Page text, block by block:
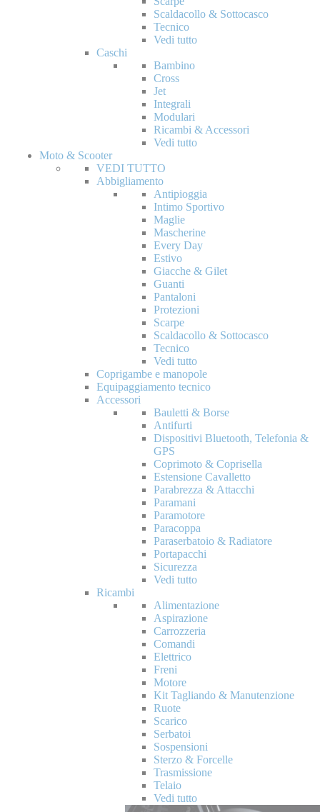
Scaldacollo & Sottocasco
Tecnico
Vedi tutto
Caschi
Bambino
Cross
Jet
Integrali
Modulari
Ricambi & Accessori
Vedi tutto
Moto & Scooter
VEDI TUTTO
Abbigliamento
Antipioggia
Intimo Sportivo
Maglie
Mascherine
Every Day
Estivo
Giacche & Gilet
Guanti
Pantaloni
Protezioni
Scarpe
Scaldacollo & Sottocasco
Tecnico
Vedi tutto
Coprigambe e manopole
Equipaggiamento tecnico
Accessori
Bauletti & Borse
Antifurti
Dispositivi Bluetooth, Telefonia &
GPS
Coprimoto & Coprisella
Estensione Cavalletto
Parabrezza & Attacchi
Paramani
Paramotore
Paracoppa
Paraserbatoio & Radiatore
Portapacchi
Sicurezza
Vedi tutto
Ricambi
Alimentazione
Aspirazione
Carrozzeria
Comandi
Elettrico
Freni
Motore
Kit Tagliando & Manutenzione
Ruote
Scarico
Serbatoi
Sospensioni
Sterzo & Forcelle
Trasmissione
Telaio
Vedi tutto